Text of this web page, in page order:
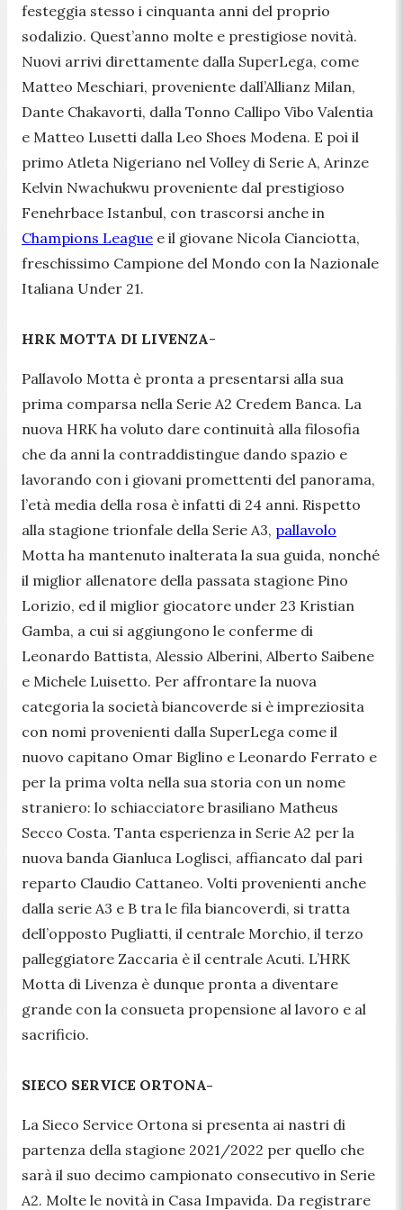
festeggia stesso i cinquanta anni del proprio
sodalizio. Quest’anno molte e prestigiose novità.
Nuovi arrivi direttamente dalla SuperLega, come
Matteo Meschiari, proveniente dall’Allianz Milan,
Dante Chakavorti, dalla Tonno Callipo Vibo Valentia
e Matteo Lusetti dalla Leo Shoes Modena. E poi il
primo Atleta Nigeriano nel Volley di Serie A, Arinze
Kelvin Nwachukwu proveniente dal prestigioso
Fenehrbace Istanbul, con trascorsi anche in
Champions League e il giovane Nicola Cianciotta,
freschissimo Campione del Mondo con la Nazionale
Italiana Under 21.
HRK MOTTA DI LIVENZA-
Pallavolo Motta è pronta a presentarsi alla sua
prima comparsa nella Serie A2 Credem Banca. La
nuova HRK ha voluto dare continuità alla filosofia
che da anni la contraddistingue dando spazio e
lavorando con i giovani promettenti del panorama,
l’età media della rosa è infatti di 24 anni. Rispetto
alla stagione trionfale della Serie A3, pallavolo
Motta ha mantenuto inalterata la sua guida, nonché
il miglior allenatore della passata stagione Pino
Lorizio, ed il miglior giocatore under 23 Kristian
Gamba, a cui si aggiungono le conferme di
Leonardo Battista, Alessio Alberini, Alberto Saibene
e Michele Luisetto. Per affrontare la nuova
categoria la società biancoverde si è impreziosita
con nomi provenienti dalla SuperLega come il
nuovo capitano Omar Biglino e Leonardo Ferrato e
per la prima volta nella sua storia con un nome
straniero: lo schiacciatore brasiliano Matheus
Secco Costa. Tanta esperienza in Serie A2 per la
nuova banda Gianluca Loglisci, affiancato dal pari
reparto Claudio Cattaneo. Volti provenienti anche
dalla serie A3 e B tra le fila biancoverdi, si tratta
dell’opposto Pugliatti, il centrale Morchio, il terzo
palleggiatore Zaccaria è il centrale Acuti. L’HRK
Motta di Livenza è dunque pronta a diventare
grande con la consueta propensione al lavoro e al
sacrificio.
SIECO SERVICE ORTONA-
La Sieco Service Ortona si presenta ai nastri di
partenza della stagione 2021/2022 per quello che
sarà il suo decimo campionato consecutivo in Serie
A2. Molte le novità in Casa Impavida. Da registrare